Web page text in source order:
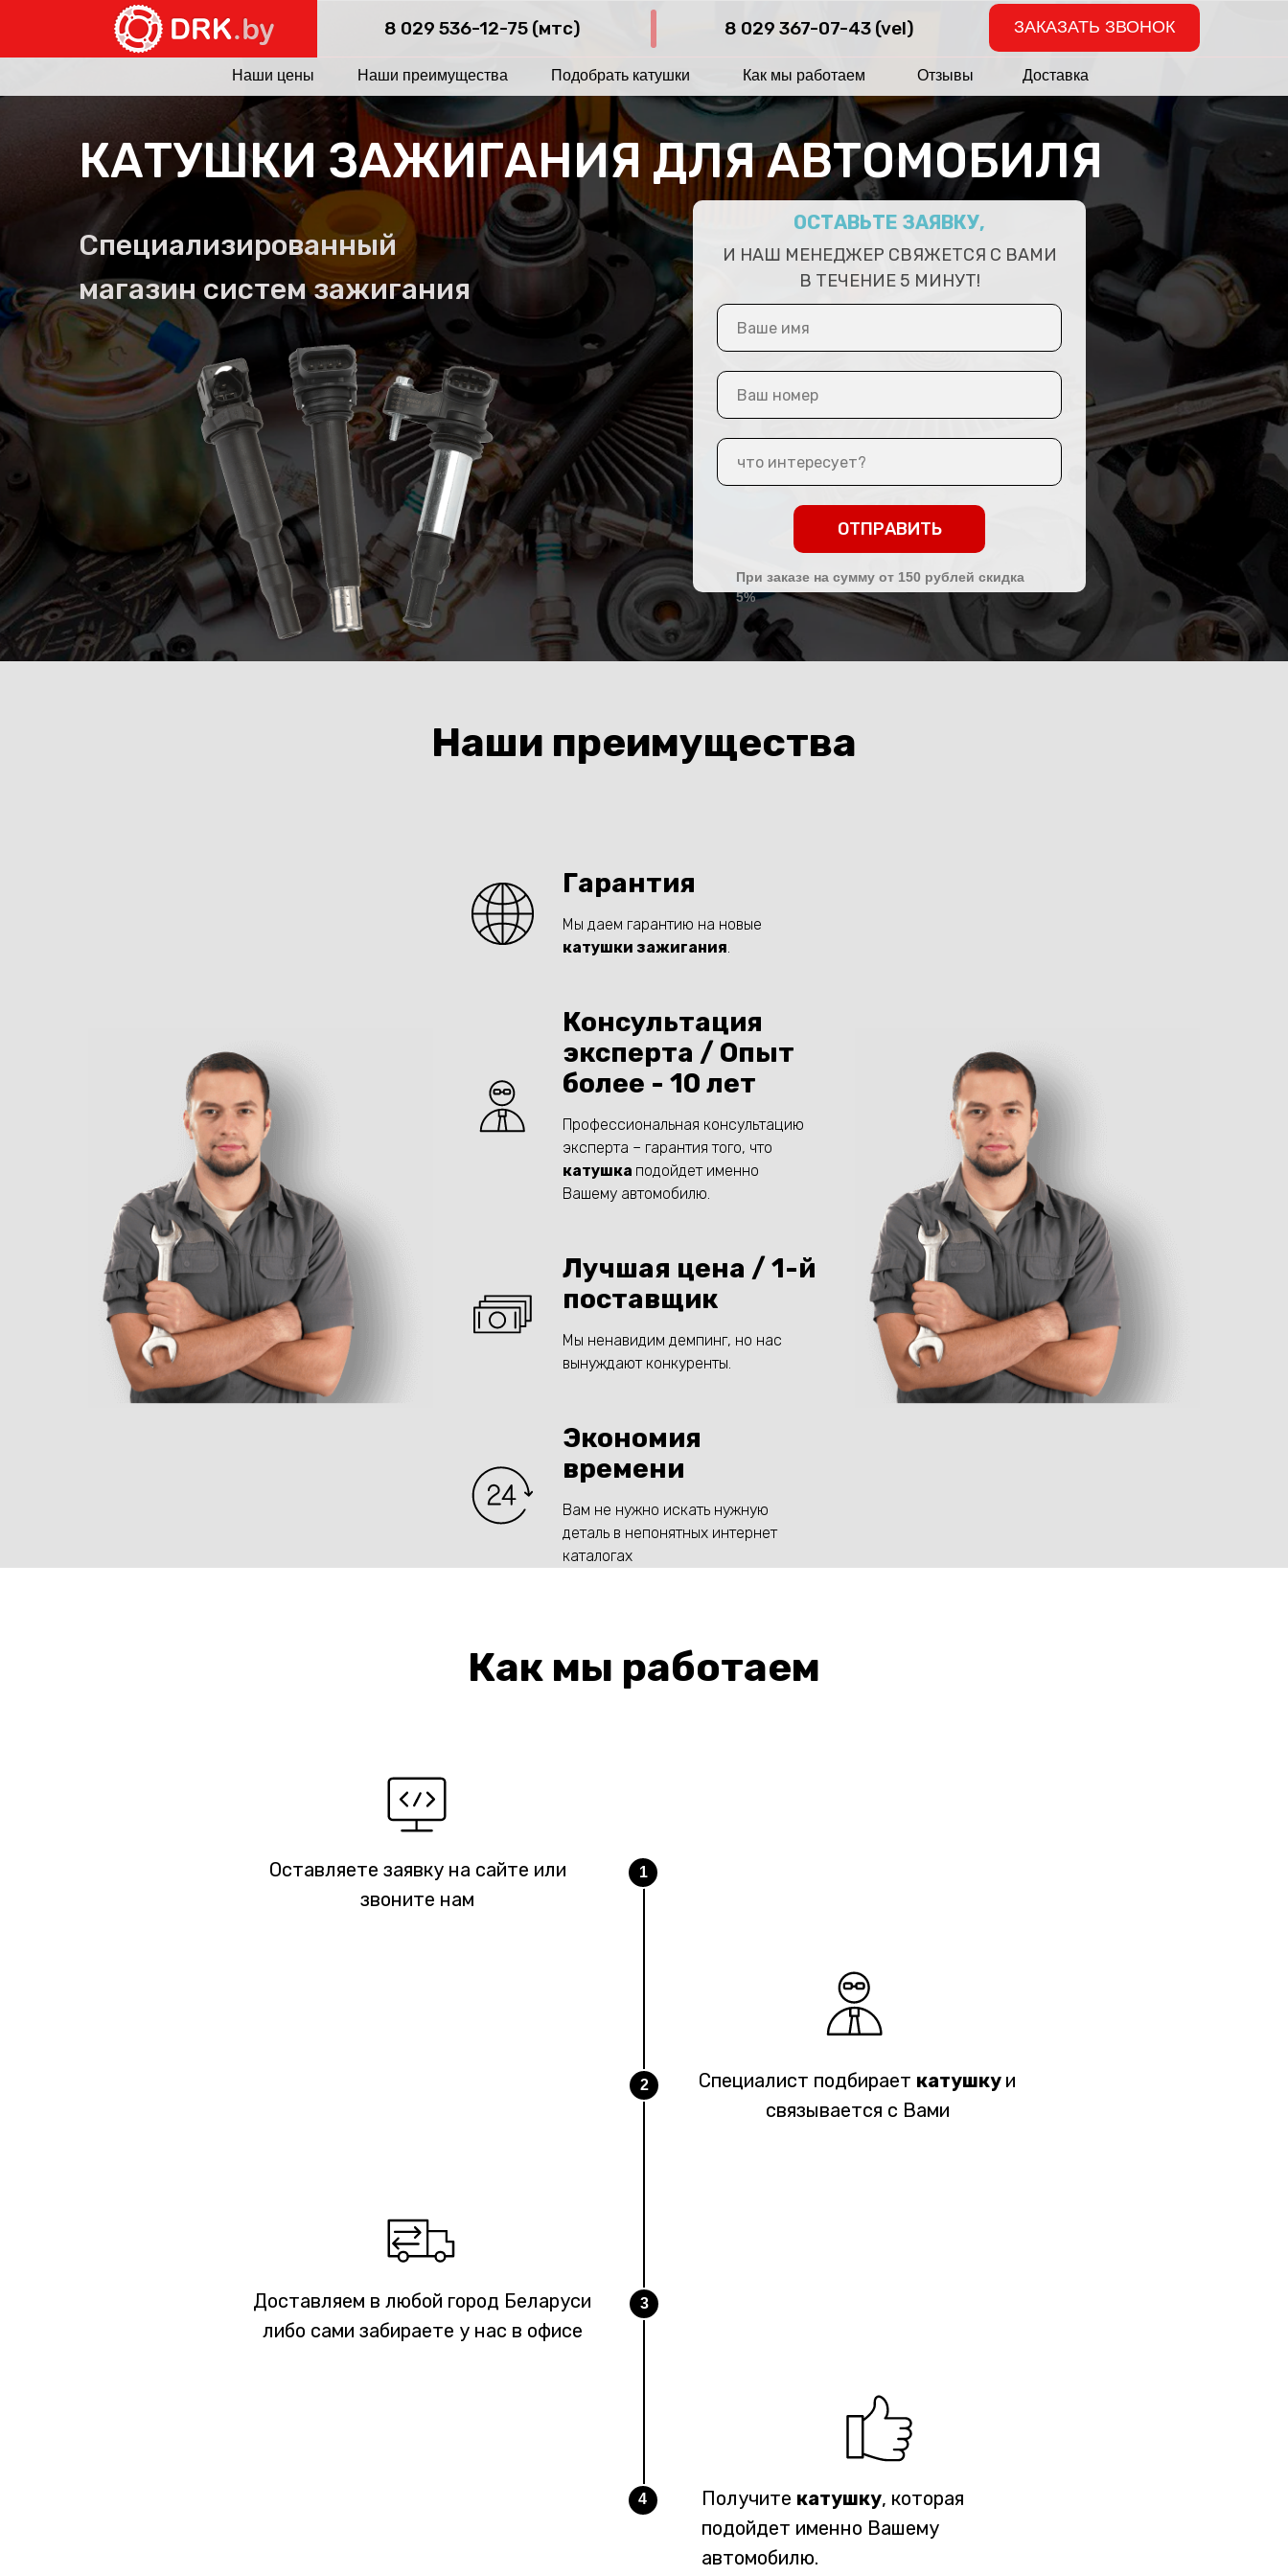
8 029 536-12-75 (мтс) ЗАКАЗАТЬ ЗВОНОК
8 029 367-07-43 (vel)
Наши цены Наши преимущества Подобрать катушки Как мы работаем Отзывы Доставка
ОТПРАВИТЬ
ОСТАВЬТЕ ЗАЯВКУ,
И НАШ МЕНЕДЖЕР СВЯЖЕТСЯ С ВАМИ
В ТЕЧЕНИЕ 5 МИНУТ!
КАТУШКИ ЗАЖИГАНИЯ ДЛЯАВТОМОБИЛЯ
Специализированный
магазин систем зажигания
При заказе на сумму от 150 рублей скидка
5%
Наши преимущества
Гарантия
Мы даем гарантию на новые
катушки зажигания.
Консультация
эксперта / Опыт
более - 10 лет
Профессиональная консультацию
эксперта – гарантия того, что
катушка подойдет именно
Вашему автомобилю.
Лучшая цена / 1-й
поставщик
Мы ненавидим демпинг, но нас
вынуждают конкуренты.
Экономия
времени
Вам не нужно искать нужную
деталь в непонятных интернет
каталогах
Специалист подбирает катушку и
связывается с Вами
Как мы работаем
1
2
3
Оставляете заявку на сайте или
звоните нам
Доставляем в любой город Беларуси
либо сами забираете у нас в офисе
4 Получите катушку, которая
подойдет именно Вашему
автомобилю.